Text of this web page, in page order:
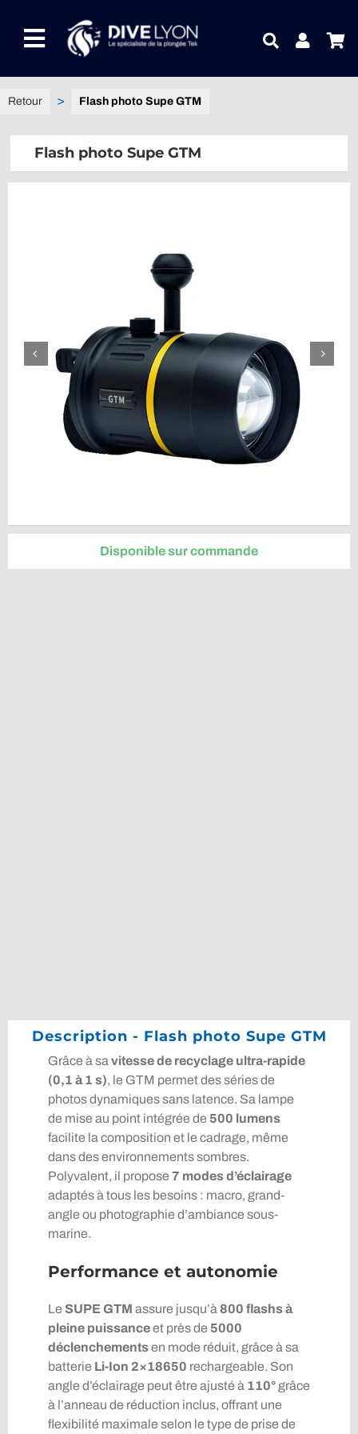
contenuToggle
Navigation
NOTRE UNIVERS PRODUITS
CONTACTEZ-NOUS
Flash photo Supe GTM
Flash photo Supe GTM
Disponible sur commande
Description - Flash photo Supe GTM
Grâce à sa vitesse de recyclage ultra-rapide
(0,1 à 1 s), le GTM permet des séries de
photos dynamiques sans latence. Sa lampe
de mise au point intégrée de 500 lumens
facilite la composition et le cadrage, même
dans des environnements sombres.
Polyvalent, il propose 7 modes d’éclairage
adaptés à tous les besoins : macro, grand-
angle ou photographie d’ambiance sous-
marine.
Performance et autonomie
Le SUPE GTM assure jusqu’à 800 flashs à
pleine puissanceet près de 5000
déclenchementsen mode réduit, grâce à sa
batterie Li-Ion 2×18650 rechargeable. Son
angle d’éclairage peut être ajusté à 110°grâce
à l’anneau de réduction inclus, offrant une
flexibilité maximale selon le type de prise de